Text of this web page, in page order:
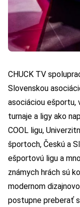
CHUCK TV
Slovenskou
asociáciou ešportu,
turnaje a ligy ako
COOL ligu,
športoch, Českú a
ešportovú ligu a
známych hrách sú
modernom
postupne preberať